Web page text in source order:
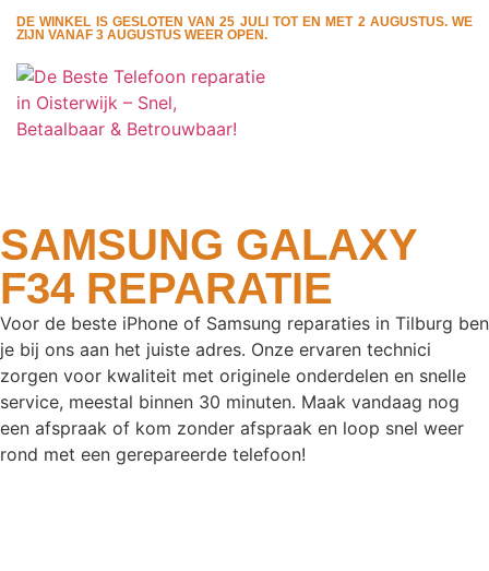
DE WINKEL IS GESLOTEN VAN 25 JULI TOT EN MET 2 AUGUSTUS. WE
ZIJN VANAF 3 AUGUSTUS WEER OPEN.
SAMSUNG GALAXY
F34 REPARATIE
Voor de beste iPhone of Samsung reparaties in Tilburg ben
je bij ons aan het juiste adres. Onze ervaren technici
zorgen voor kwaliteit met originele onderdelen en snelle
service, meestal binnen 30 minuten. Maak vandaag nog
een afspraak of kom zonder afspraak en loop snel weer
rond met een gerepareerde telefoon!